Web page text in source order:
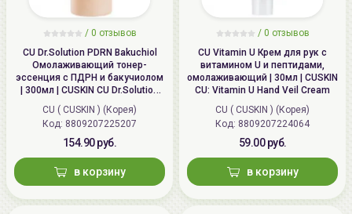
/ 0 отзывов
CU Dr.Solution PDRN Bakuchiol
Омолаживающий тонер-
эссенция с ПДРН и бакучиолом
| 300мл | CUSKIN CU Dr.Solution
PDRN Bakuchiol Toner 100
CU ( CUSKIN ) (Корея)
Код: 8809207225207
154.90 руб.
в корзину
/ 0 отзывов
CU Vitamin U Крем для рук с
витамином U и пептидами,
омолаживающий | 30мл | CUSKIN
CU: Vitamin U Hand Veil Cream
CU ( CUSKIN ) (Корея)
Код: 8809207224064
59.00 руб.
в корзину